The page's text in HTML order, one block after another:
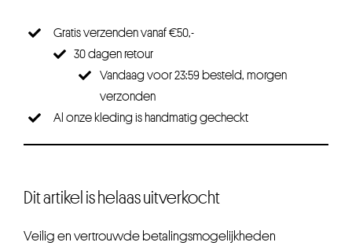
Gratis verzenden vanaf €50,-
30 dagen retour
Vandaag voor 23:59 besteld, morgen
verzonden
Al onze kleding is handmatig gecheckt
Dit artikel is helaas uitverkocht
Veilig en vertrouwde betalingsmogelijkheden